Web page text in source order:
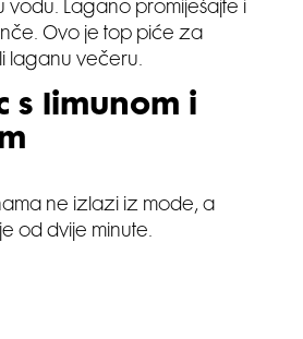
Lagano promiješajte i
Ovo je top piće za
laganu večeru.
s limunom i
ne izlazi iz mode, a
od dvije minute.